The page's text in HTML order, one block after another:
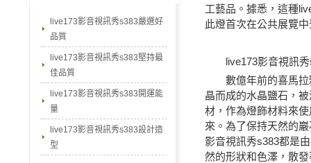
live173影音視訊秀s383嚴選好
品質
live173影音視訊秀s383堅持最
佳品質
live173影音視訊秀s383開運能
量
live173影音視訊秀s383設計造
型
工藝品。據悉，這種
此燈首次在公共展覽
live173影音視訊秀
數億年前的喜馬拉
晶而成的水晶鹽石，
材，作為燈飾材料來
來。為了保持天然的
影音視訊秀s383都是
然的形狀和色澤，散